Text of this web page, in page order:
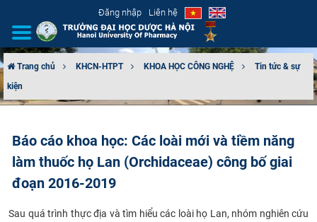
Đăng nhập Liên hệ
GIỚI THIỆU
TUYỂN SINH
Trang chủ KHCN-HTPT KHOA HỌC CÔNG NGHỆ
Tin tức & sự
kiện
Báo cáo khoa học: Các loài mới và tiềm năng
làm thuốc họ Lan (Orchidaceae) công bố giai
đoạn 2016-2019
Sau quá trình thực địa và tìm hiểu các loài họ Lan, nhóm nghiên cứu